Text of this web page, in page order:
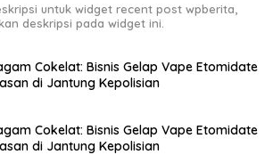
untuk widget recent post wpberita,
deskripsi pada widget ini.
Cokelat: Bisnis Gelap Vape Etomidate
di Jantung Kepolisian
Cokelat: Bisnis Gelap Vape Etomidate
di Jantung Kepolisian